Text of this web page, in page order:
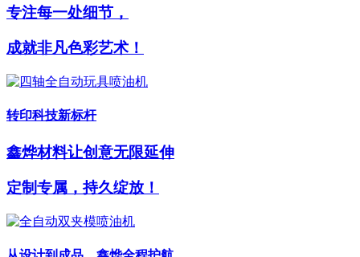
专注每一处细节，
成就非凡色彩艺术！
转印科技新标杆
鑫烨材料让创意无限延伸
定制专属，持久绽放！